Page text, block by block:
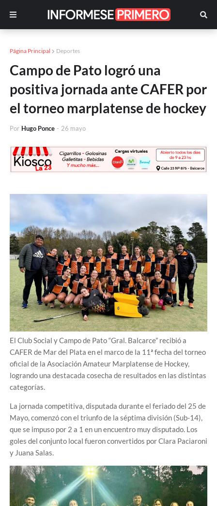
Página Principal Deportes
Campo de Pato logró una
positiva jornada ante CAFER por
el torneo marplatense de hockey
Por Hugo Ponce - 26 mayo
El Club Social y Campo de Pato “Gral. Balcarce” recibió a
CAFER de Mar del Plata en el marco de la 11ª fecha del torneo
oficial de la Asociación Amateur Marplatense de Hockey,
logrando una destacada cosecha de resultados en las distintas
categorías.
La jornada competitiva, disputada durante el feriado del 25 de
Mayo, comenzó con el triunfo de la séptima división (Sub-14),
que se impuso por 2 a 1 en un encuentro muy disputado. Los
goles del conjunto local fueron convertidos por Clara Paciaroni
y Juana Salas.